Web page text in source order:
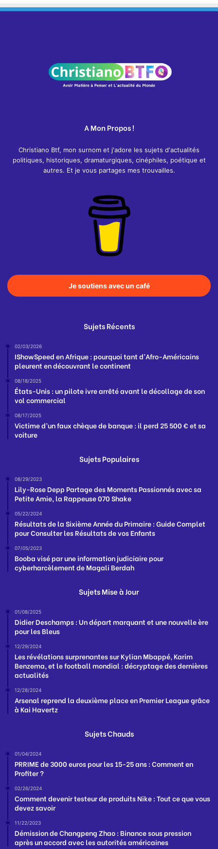
A Mon Propos !
Christiano Btf, mon surnom et j'adore les sujets d'actualités
politiques, historiques, dramaturgiques, cinéphiles, poétique et
autres. Et je vous partages mes trouvailles.
Je soutiens avec un café
Sujets Récents
02/03/2026
IShowSpeed en Afrique : pourquoi tant d’Afro-Américains
pleurent en découvrant le continent
08/18/2025
États-Unis : un pilote ivre arrêté avant le décollage de son
vol commercial
08/17/2025
Victime d’un faux chèque de banque : il perd 25 500 € et sa
voiture
Sujets Populaires
08/29/2023
Lily-Rose Depp Partage des Moments Passionnés avec sa
Petite Amie, la Rappeuse 070 Shake
05/22/2024
Résultats de la Sixième Année du Primaire : Guide Complet
pour Consulter les Résultats de vos Enfants
07/05/2023
Booba visé par une information judiciaire pour
cyberharcèlement de Magali Berdah
Sujets Mise à Jour
01/08/2025
Didier Deschamps : Un départ marquant et une nouvelle ère
pour les Bleus
12/29/2024
Les révélations surprenantes sur Kylian Mbappé, Karim
Benzema, et le football mondial : décryptage des dernières
actualités
12/28/2024
Arsenal reprend la deuxième place en Premier League grâce
à Kai Havertz
Sujets Chauds
01/04/2024
PRRIME de 3000 euros pour les 15-25 ans : Comment en
Profiter ?
02/26/2024
Comment devenir testeur de produits Nike : Tout ce que vous
devez savoir
11/22/2023
Démission de Changpeng Zhao : Binance sous pression
après un accord avec les autorités américaines